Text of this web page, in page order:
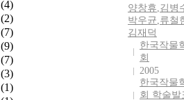
(4)
(2)
(7)
(9)
(7)
(3)
(1)
양창휴,김병
박우균,류철
김재덕
한국작물
회
2005
한국작물
회 학술발